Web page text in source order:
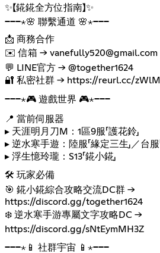
✨【錵錵全方位指南】✨
───⋆🌸 聯繫通道 🌸⋆───
📩 商務合作
✉️ 信箱 → vanefully520@gmail.com
💬 LINE官方 → @together1624
🔐 私密社群 → https://reurl.cc/
───⋆🎮 遊戲世界 🎮⋆───
📍 當前伺服器
▸ 天涯明月刀M：1區9服「護花鈴」
▸ 逆水寒手遊：陸服「緣定三生」／台服
▸ 浮生憶玲瓏：S13「錵小錵」
🛠️ 玩家必備
🎯 錵小錵綜合攻略交流DC群 →
https://discord.gg/together1624
❄️ 逆水寒手游專屬文字攻略DC →
https://discord.gg/sNtEymMH3Z
───⋆📱 社群宇宙 📱⋆───